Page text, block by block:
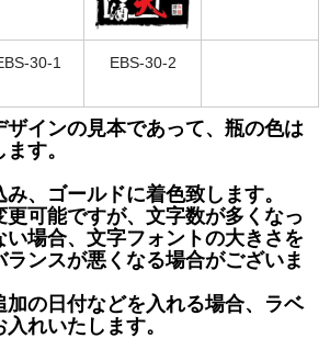
30-1 EBS-30-2
インの見本であって、瓶の色は
す。
、ゴールドに着色致します。
可能ですが、文字数が多くなっ
い場合、文字フォントの大きさを
ンスが悪くなる場合がございま
の日付などを入れる場合、ラベ
れいたします。